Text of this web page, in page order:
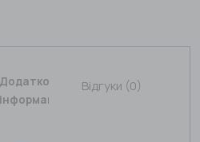
Додаткова
інформація
Відгуки (0)